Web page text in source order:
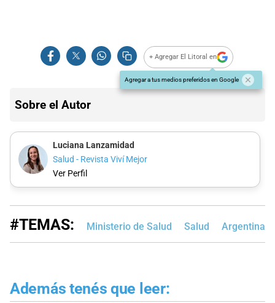
+ Agregar El Litoral en
Agregar a tus medios preferidos en Google
Sobre el Autor
Luciana Lanzamidad
Salud - Revista Viví Mejor
Ver Perfil
#TEMAS: Ministerio de Salud Salud Argentina
Además tenés que leer: